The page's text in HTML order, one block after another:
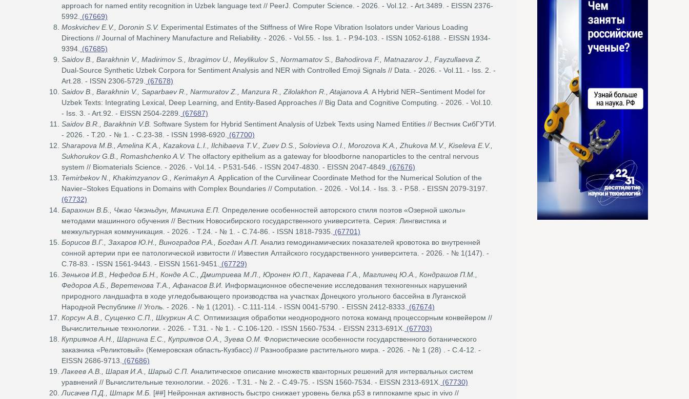
approach for named entity recognition in Uzbek language text // PeerJ. Computer Science. - 2026. - Vol.12. - Art.3489. - EISSN 2376-
5992. (67669)
Moskvichev E.V., Doronin S.V. Experimental Estimates of the Stiffness of Wire Rope Vibration Isolators under Various Loading
Directions // Journal of Machinery Manufacture and Reliability. - 2026. - Vol.55. - Iss. 1. - P.94-103. - ISSN 1052-6188. - EISSN 1934-
9394. (67685)
Saidov B., Barakhnin V., Madirimov S., Ibragimov U., Meylikulov S., Normamatov S., Bahodirova F., Matnazarov J., Fayzullaeva Z.
Dual-Source Synthetic Uzbek Corpora for Sentiment Analysis and NER with Controlled Emoji Signals // Data. - 2026. - Vol.11. - Iss. 2. -
Art.28. - ISSN 2306-5729. (67678)
Saidov B., Barakhnin V., Saparbaev R., Narmuratov Z., Manzura R., Zilolakhon R., Atajanova A. A Hybrid NER–Sentiment Model for
Uzbek Texts: Integrating Lexical, Deep Learning, and Entity-Based Approaches // Big Data and Cognitive Computing. - 2026. - Vol.10.
- Iss. 3. - Art.92. - EISSN 2504-2289. (67687)
Saidov B.R., Barakhnin V.B. Software System for Hybrid Sentiment Analysis of Uzbek Texts using Named Entities // Вестник СибГУТИ.
- 2026. - Т.20. - № 1. - С.23-38. - ISSN 1998-6920. (67700)
Sharapova M.B., Amelina K.A., Kazakova L.I., Ilchibaeva T.V., Zuev D.S., Solovieva O.I., Morozova K.A., Zhukova M.V., Kiseleva E.V.,
Sukhorukov G.B., Romashchenko A.V. The olfactory epithelium as a gateway for bloodborne nanoparticles to the central nervous
system // Biomaterials Science. - 2026. - Vol.14. - P.531-546. - ISSN 2047-4830. - EISSN 2047-4849. (67676)
Temirbekov N., Khakimzyanov G., Kerimakyn A. Application of the Curvilinear Coordinate Method for the Numerical Solution of the
Navier–Stokes Equations in Domains with Complex Boundaries // Computation. - 2026. - Vol.14. - Iss. 3. - P.58. - EISSN 2079-3197.
(67732)
Барахнин В.Б., Чжао Чжэньдун, Мачикина Е.П. Определение особенностей авторского стиля поэтов «Озерной школы»
методами машинного обучения // Вестник Новосибирского государственного университета. Серия: Лингвистика и
межкультурная коммуникация. - 2026. - Т.24. - № 1. - С.74-86. - ISSN 1818-7935. (67701)
Борисов В.Г., Захаров Ю.Н., Виноградов Р.А., Богдан А.П. Анализ гемодинамических показателей кровотока во внутренней
сонной артерии при ее патологической извитости // Известия Алтайского государственного университета. - 2026. - № 1(147). -
С.78-83. - ISSN 1561-9443. - EISSN 1561-9451. (67729)
Зеньков И.В., Нефедов Б.Н., Конде А.С., Дмитриева М.Л., Юронен Ю.П., Карачева Г.А., Маглинец Ю.А., Кондрашов П.М.,
Федоров А.Б., Веретенова Т.А., Афанасов В.И. Информационное обеспечение исследования техногенных нарушений
природного ландшафта в ходе угледобывающего производства на участках Донецкого угольного бассейна в Луганской
Народной Республике // Уголь. - 2026. - № 1 (1201). - С.111-114. - ISSN 0041-5790. - EISSN 2412-8333. (67674)
Корсун А.В., Сущенко С.П., Шкуркин А.С. Оптимизация обработки неоднородного потока команд процессорным конвейером //
Вычислительные технологии. - 2026. - Т.31. - № 1. - С.106-120. - ISSN 1560-7534. - EISSN 2313-691X. (67703)
Куприянов А.Н., Шарнина Е.С., Куприянов О.А., Зуева О.М. Флористические особенности государственного ботанического
заказника «Реликтовый» (Кемеровская область-Кузбасс) // Разнообразие растительного мира. - 2026. - № 1 (28) . - С.4-12. -
EISSN 2686-9713. (67686)
Лакеев А.В., Шарая И.А., Шарый С.П. Аналитическое описание множеств кванторных решений для интервальных систем
уравнений // Вычислительные технологии. - 2026. - Т.31. - № 2. - С.49-75. - ISSN 1560-7534. - EISSN 2313-691X. (67730)
Лисачев П.Д., Штарк М.Б. [##] Нейронная активность быстро снижает уровень белка p53 в гиппокампе крыс in vivo //